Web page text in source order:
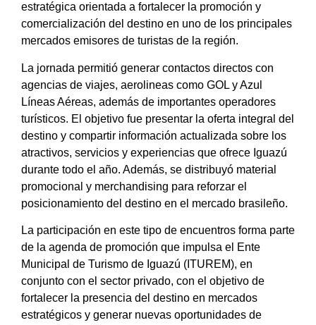
estratégica orientada a fortalecer la promoción y
comercialización del destino en uno de los principales
mercados emisores de turistas de la región.
La jornada permitió generar contactos directos con
agencias de viajes, aerolineas como GOL y Azul
Líneas Aéreas, además de importantes operadores
turísticos. El objetivo fue presentar la oferta integral del
destino y compartir información actualizada sobre los
atractivos, servicios y experiencias que ofrece Iguazú
durante todo el año. Además, se distribuyó material
promocional y merchandising para reforzar el
posicionamiento del destino en el mercado brasileño.
La participación en este tipo de encuentros forma parte
de la agenda de promoción que impulsa el Ente
Municipal de Turismo de Iguazú (ITUREM), en
conjunto con el sector privado, con el objetivo de
fortalecer la presencia del destino en mercados
estratégicos y generar nuevas oportunidades de